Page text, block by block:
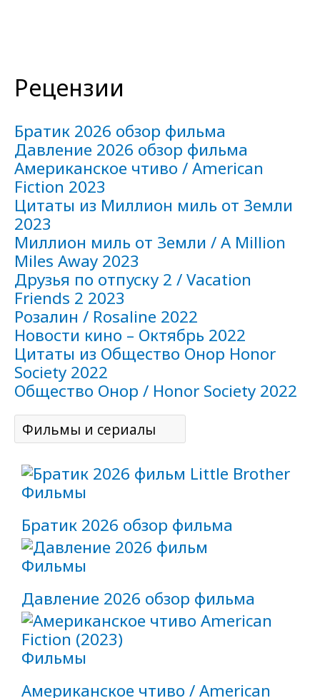
Рецензии
Братик 2026 обзор фильма
Давление 2026 обзор фильма
Американское чтиво / American
Fiction 2023
Цитаты из Миллион миль от Земли
2023
Миллион миль от Земли / A Million
Miles Away 2023
Друзья по отпуску 2 / Vacation
Friends 2 2023
Розалин / Rosaline 2022
Новости кино – Октябрь 2022
Цитаты из Общество Онор Honor
Society 2022
Общество Онор / Honor Society 2022
Фильмы
Братик 2026 обзор фильма
Фильмы
Давление 2026 обзор фильма
Фильмы
Американское чтиво / American